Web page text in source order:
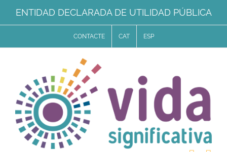
Skip
to
ENTIDAD DECLARADA DE UTILIDAD PÚBLICA
CONTACTE CAT ESP